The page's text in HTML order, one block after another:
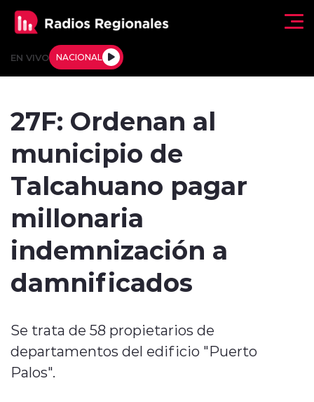
EN VIVO NACIONAL
Tendencias
Deportes
Internacional
Regiones al Aire
27F: Ordenan al
municipio de
Talcahuano pagar
millonaria
indemnización a
damnificados
Se trata de 58 propietarios de
departamentos del edificio "Puerto
Palos".